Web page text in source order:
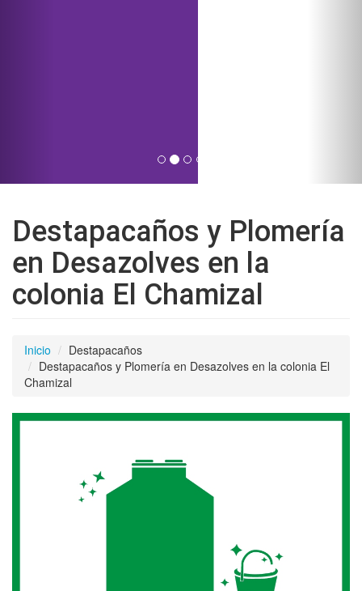
Destapacaños y Plomería
en Desazolves en la
colonia El Chamizal
Inicio
Destapacaños
Destapacaños y Plomería en Desazolves en la colonia El
Chamizal